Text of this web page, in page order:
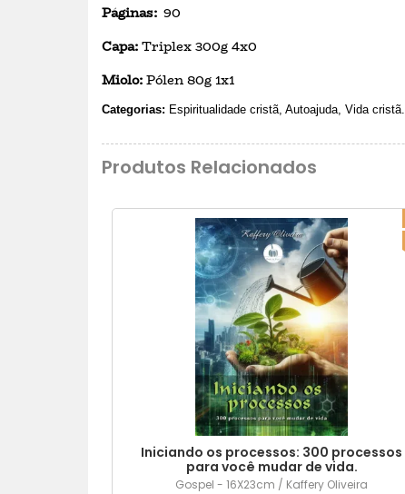
Páginas: 90
Capa:Triplex 300g 4x0
Miolo:Pólen 80g 1x1
Categorias: Espiritualidade cristã, Autoajuda, Vida cristã.
Produtos Relacionados
Iniciando os processos: 300 processos
para você mudar de vida.
Gospel - 16X23cm / Kaffery Oliveira